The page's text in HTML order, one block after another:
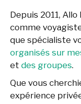
Depuis 2011,
comme
que spécialiste
organisés sur
et des groupes.
Que vous
expérience